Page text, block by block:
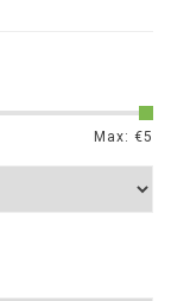
Max: €5